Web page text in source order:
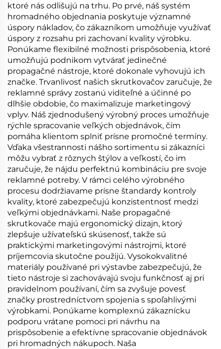
ktoré nás odlišujú na trhu. Po prvé, náš systém
hromadného objednania poskytuje významné
úspory nákladov, čo zákazníkom umožňuje využívať
úspory z rozsahu pri zachovaní kvality výrobku.
Ponúkame flexibilné možnosti prispôsobenia, ktoré
umožňujú podnikom vytvárať jedinečné
propagačné nástroje, ktoré dokonale vyhovujú ich
značke. Trvanlivosť našich skrutkovačov zaručuje, že
reklamné správy zostanú viditeľné a účinné po
dlhšie obdobie, čo maximalizuje marketingový
vplyv. Náš zjednodušený výrobný proces umožňuje
rýchle spracovanie veľkých objednávok, čím
pomáha klientom splniť prísne promočné termíny.
Vďaka všestrannosti nášho sortimentu si zákazníci
môžu vybrať z rôznych štýlov a veľkostí, čo im
zaručuje, že nájdu perfektnú kombináciu pre svoje
reklamné potreby. V rámci celého výrobného
procesu dodržiavame prísne štandardy kontroly
kvality, ktoré zabezpečujú konzistentnosť medzi
veľkými objednávkami. Naše propagačné
skrutkovače majú ergonomický dizajn, ktorý
zlepšuje užívateľskú skúsenosť, takže sú
praktickými marketingovými nástrojmi, ktoré
príjemcovia skutočne použijú. Vysokokvalitné
materiály používané pri výstavbe zabezpečujú, že
tieto nástroje si zachovávajú svoju funkčnosť aj pri
pravidelnom používaní, čím sa zvyšuje povesť
značky prostredníctvom spojenia s spoľahlivými
výrobkami. Ponúkame komplexnú zákaznícku
podporu vrátane pomoci pri návrhu na
prispôsobenie a efektívne spracovanie objednávok
pri hromadných nákupoch. Naša